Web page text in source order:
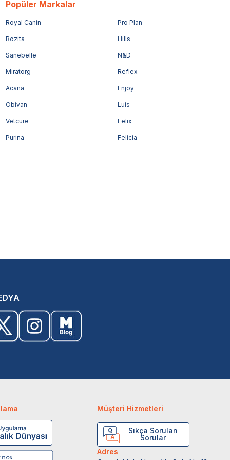
Popüler Markalar
Royal Canin Pro Plan
Bozita Hills
Sanebelle N&D
Miratorg Reflex
Acana Enjoy
Obivan Luis
Vetcure Felix
Purina Felicia
Müşteri Hizmetleri
Sıkça Sorulan
Sorular
Adres